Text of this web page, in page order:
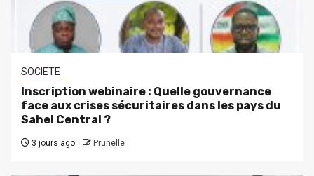
SOCIETE
Inscription webinaire : Quelle gouvernance
face aux crises sécuritaires dans les pays du
Sahel Central ?
3 jours ago Prunelle